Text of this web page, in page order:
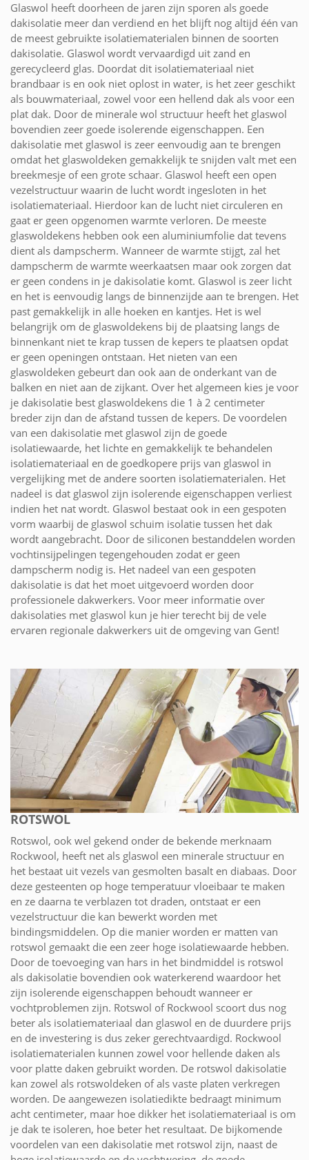
Glaswol heeft doorheen de jaren zijn sporen als goede
dakisolatie meer dan verdiend en het blijft nog altijd één van
de meest gebruikte isolatiematerialen binnen de soorten
dakisolatie. Glaswol wordt vervaardigd uit zand en
gerecycleerd glas. Doordat dit isolatiemateriaal niet
brandbaar is en ook niet oplost in water, is het zeer geschikt
als bouwmateriaal, zowel voor een hellend dak als voor een
plat dak. Door de minerale wol structuur heeft het glaswol
bovendien zeer goede isolerende eigenschappen. Een
dakisolatie met glaswol is zeer eenvoudig aan te brengen
omdat het glaswoldeken gemakkelijk te snijden valt met een
breekmesje of een grote schaar. Glaswol heeft een open
vezelstructuur waarin de lucht wordt ingesloten in het
isolatiemateriaal. Hierdoor kan de lucht niet circuleren en
gaat er geen opgenomen warmte verloren. De meeste
glaswoldekens hebben ook een aluminiumfolie dat tevens
dient als dampscherm. Wanneer de warmte stijgt, zal het
dampscherm de warmte weerkaatsen maar ook zorgen dat
er geen condens in je dakisolatie komt. Glaswol is zeer licht
en het is eenvoudig langs de binnenzijde aan te brengen. Het
past gemakkelijk in alle hoeken en kantjes. Het is wel
belangrijk om de glaswoldekens bij de plaatsing langs de
binnenkant niet te krap tussen de kepers te plaatsen opdat
er geen openingen ontstaan. Het nieten van een
glaswoldeken gebeurt dan ook aan de onderkant van de
balken en niet aan de zijkant. Over het algemeen kies je voor
je dakisolatie best glaswoldekens die 1 à 2 centimeter
breder zijn dan de afstand tussen de kepers. De voordelen
van een dakisolatie met glaswol zijn de goede
isolatiewaarde, het lichte en gemakkelijk te behandelen
isolatiemateriaal en de goedkopere prijs van glaswol in
vergelijking met de andere soorten isolatiematerialen. Het
nadeel is dat glaswol zijn isolerende eigenschappen verliest
indien het nat wordt. Glaswol bestaat ook in een gespoten
vorm waarbij de glaswol schuim isolatie tussen het dak
wordt aangebracht. Door de siliconen bestanddelen worden
vochtinsijpelingen tegengehouden zodat er geen
dampscherm nodig is. Het nadeel van een gespoten
dakisolatie is dat het moet uitgevoerd worden door
professionele dakwerkers. Voor meer informatie over
dakisolaties met glaswol kun je hier terecht bij de vele
ervaren regionale dakwerkers uit de omgeving van Gent!
ROTSWOL
Rotswol, ook wel gekend onder de bekende merknaam
Rockwool, heeft net als glaswol een minerale structuur en
het bestaat uit vezels van gesmolten basalt en diabaas. Door
deze gesteenten op hoge temperatuur vloeibaar te maken
en ze daarna te verblazen tot draden, ontstaat er een
vezelstructuur die kan bewerkt worden met
bindingsmiddelen. Op die manier worden er matten van
rotswol gemaakt die een zeer hoge isolatiewaarde hebben.
Door de toevoeging van hars in het bindmiddel is rotswol
als dakisolatie bovendien ook waterkerend waardoor het
zijn isolerende eigenschappen behoudt wanneer er
vochtproblemen zijn. Rotswol of Rockwool scoort dus nog
beter als isolatiemateriaal dan glaswol en de duurdere prijs
en de investering is dus zeker gerechtvaardigd. Rockwool
isolatiematerialen kunnen zowel voor hellende daken als
voor platte daken gebruikt worden. De rotswol dakisolatie
kan zowel als rotswoldeken of als vaste platen verkregen
worden. De aangewezen isolatiedikte bedraagt minimum
acht centimeter, maar hoe dikker het isolatiemateriaal is om
je dak te isoleren, hoe beter het resultaat. De bijkomende
voordelen van een dakisolatie met rotswol zijn, naast de